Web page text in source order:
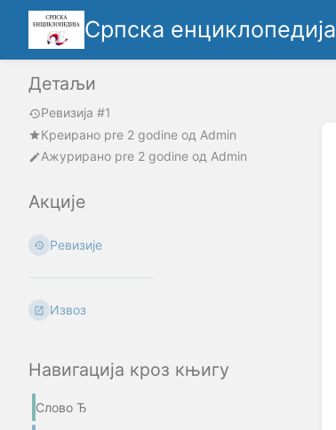
Српска енциклопедија
Детаљи
Ревизија #1
Креирано pre 2 godine oд Admin
Ажурирано pre 2 godine од Admin
Акције
Ревизије
Извоз
Навигација кроз књигу
Слово Ђ